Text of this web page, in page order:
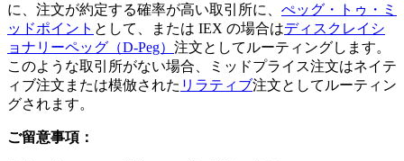
に、注文が約定する確率が高い取引所に、 ぺッグ・トゥ・ミ
ッドポイント として、または IEX の場合はディスクレイシ
ョナリーペッグ（D-Peg） 注文としてルーティングします。
このような取引所がない場合、ミッドプライス注文はネイテ
ィブ注文または模倣された リラティブ注文としてルーティン
グされます。
ご留意事項：